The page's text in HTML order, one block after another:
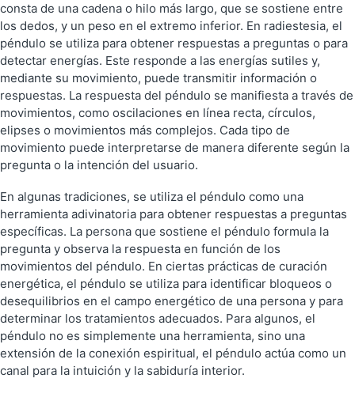
consta de una cadena o hilo más largo, que se sostiene entre
los dedos, y un peso en el extremo inferior. En radiestesia, el
péndulo se utiliza para obtener respuestas a preguntas o para
detectar energías. Este responde a las energías sutiles y,
mediante su movimiento, puede transmitir información o
respuestas. La respuesta del péndulo se manifiesta a través de
movimientos, como oscilaciones en línea recta, círculos,
elipses o movimientos más complejos. Cada tipo de
movimiento puede interpretarse de manera diferente según la
pregunta o la intención del usuario.
En algunas tradiciones, se utiliza el péndulo como una
herramienta adivinatoria para obtener respuestas a preguntas
específicas. La persona que sostiene el péndulo formula la
pregunta y observa la respuesta en función de los
movimientos del péndulo. En ciertas prácticas de curación
energética, el péndulo se utiliza para identificar bloqueos o
desequilibrios en el campo energético de una persona y para
determinar los tratamientos adecuados. Para algunos, el
péndulo no es simplemente una herramienta, sino una
extensión de la conexión espiritual, el péndulo actúa como un
canal para la intuición y la sabiduría interior.